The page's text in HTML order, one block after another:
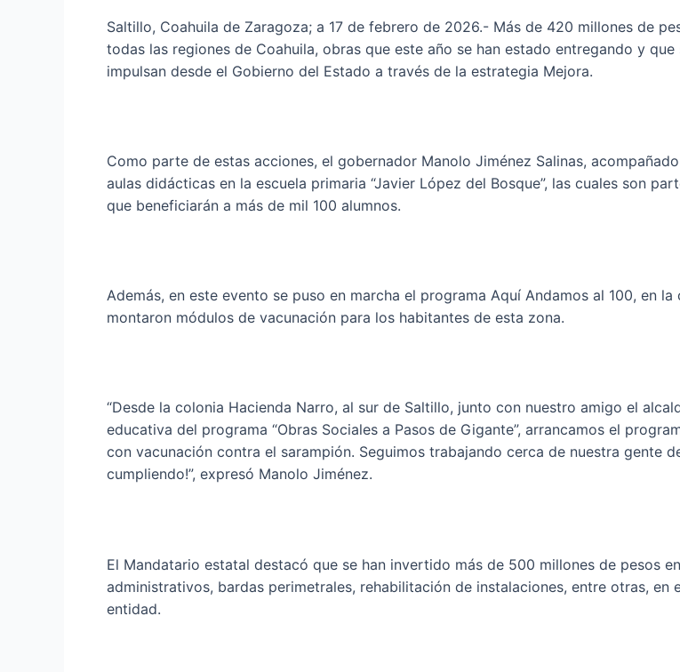
Saltillo, Coahuila de Zaragoza; a 17 de febrero de 2026.- Más de 420 millones de
todas las regiones de Coahuila, obras que este año se han estado entregando y
impulsan desde el Gobierno del Estado a través de la estrategia Mejora.
Como parte de estas acciones, el gobernador Manolo Jiménez Salinas,
aulas didácticas en la escuela primaria “Javier López del Bosque”, las cuales son
que beneficiarán a más de mil 100 alumnos.
Además, en este evento se puso en marcha el programa Aquí Andamos al 100, en
montaron módulos de vacunación para los habitantes de esta zona.
“Desde la colonia Hacienda Narro, al sur de Saltillo, junto con nuestro amigo el
educativa del programa “Obras Sociales a Pasos de Gigante”, arrancamos el
con vacunación contra el sarampión. Seguimos trabajando cerca de nuestra gente
cumpliendo!”, expresó Manolo Jiménez.
El Mandatario estatal destacó que se han invertido más de 500 millones de pesos
administrativos, bardas perimetrales, rehabilitación de instalaciones, entre otras,
entidad.